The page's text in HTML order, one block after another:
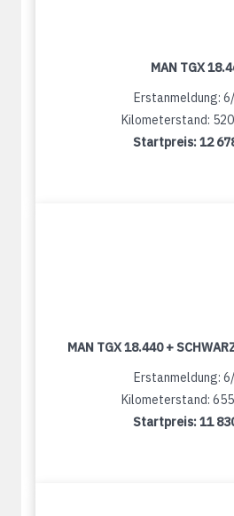
MAN TGX
Erstanmeldung:
Kilometerstand:
Startpreis:12
MAN TGX 18.440 +
Erstanmeldung:
Kilometerstand:
Startpreis:11